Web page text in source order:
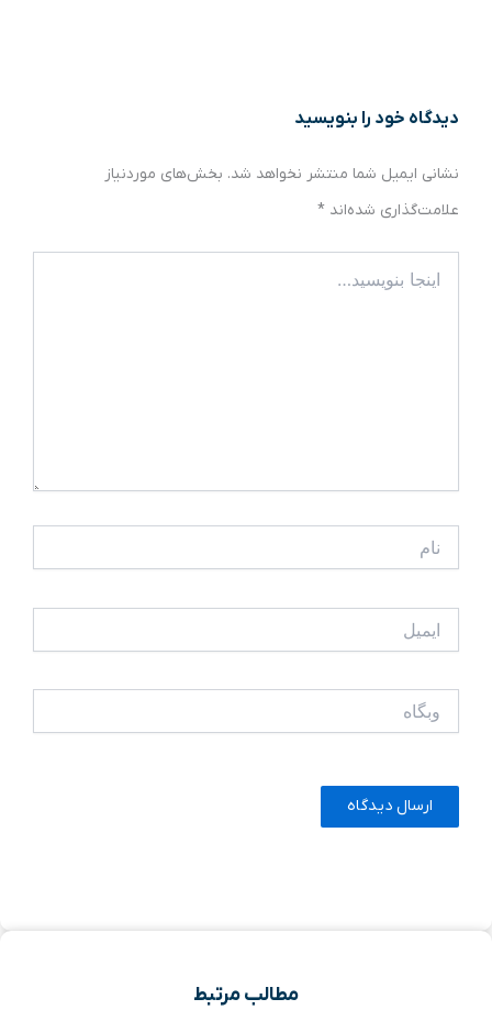
دیدگاه‌ خود را بنویسید
نشانی ایمیل شما منتشر نخواهد شد. بخش‌های موردنیاز
علامت‌گذاری شده‌اند *
بنویسید…
مطالب مرتبط